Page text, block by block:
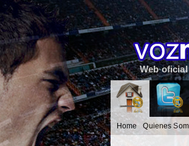
Web
Home Quienes